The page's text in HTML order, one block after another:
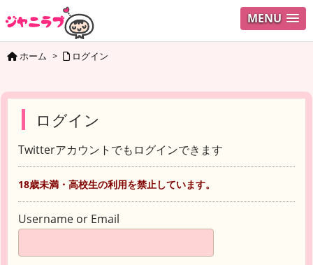
MENU
ホーム > ログイン
ログイン
Twitterアカウントでもログインできます
18歳未満・高校生の利用を禁止しています。
Username or Email